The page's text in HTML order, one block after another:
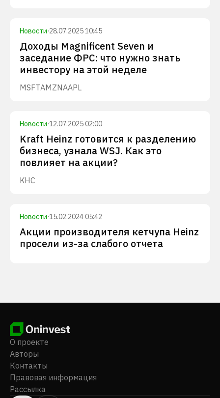
Новости·28.07.2025 10:45
Доходы Magnificent Seven и
заседание ФРС: что нужно знать
инвестору на этой неделе
MSFTAMZNAAPL
Новости·12.07.2025 02:00
Kraft Heinz готовится к разделению
бизнеса, узнала WSJ. Как это
повлияет на акции?
KHC
Новости·15.02.2024 05:42
Акции производителя кетчупа Heinz
просели из-за слабого отчета
О проекте
Авторы
Контакты
Правовая информация
Рассылка